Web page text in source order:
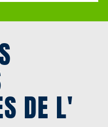
DE L'